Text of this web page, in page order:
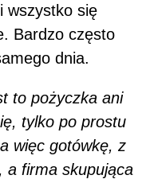
wszystko się
Bardzo często
dnia.
to pożyczka ani
tylko po prostu
więc gotówkę, z
a firma skupująca